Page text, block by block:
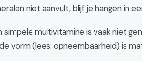
niet aanvult, blijf je hangen in
simpele multivitamine is vaak niet
vorm (lees: opneembaarheid) is